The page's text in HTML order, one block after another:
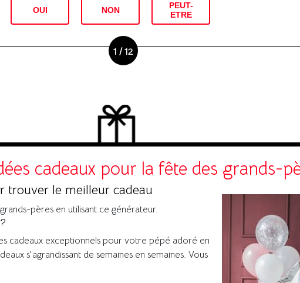
OUI NON
PEUT-
ETRE
1 / 12
cadeaux pour la fête des grands-
trouver le meilleur cadeau
pères en utilisant ce générateur.
cadeaux exceptionnels pour votre pépé adoré en
s'agrandissant de semaines en semaines. Vous